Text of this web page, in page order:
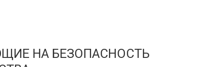
НА БЕЗОПАСНОСТЬ